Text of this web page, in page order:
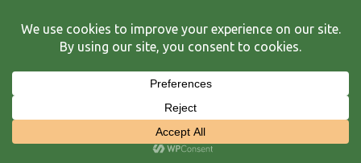
Comment*
Name*